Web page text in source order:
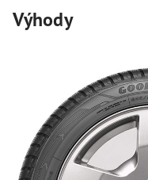
Výhody